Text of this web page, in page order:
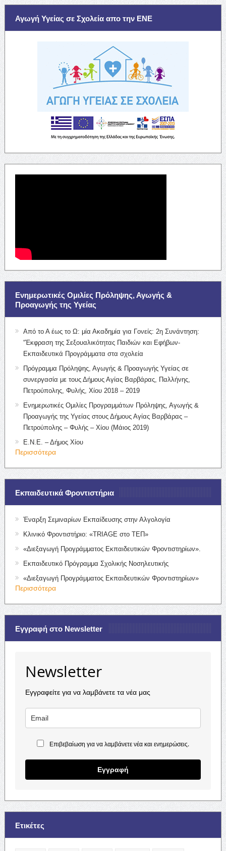
Αγωγή Υγείας σε Σχολεία απο την ΕΝΕ
Ενημερωτικές Ομιλίες Πρόληψης, Αγωγής &
Προαγωγής της Υγείας
Από το Α έως το Ω: μία Ακαδημία για Γονείς: 2η Συνάντηση:
“Έκφραση της Σεξουαλικότητας Παιδιών και Εφήβων-
Εκπαιδευτικά Προγράμματα στα σχολεία
Πρόγραμμα Πρόληψης, Αγωγής & Προαγωγής Υγείας σε
συνεργασία με τους Δήμους Αγίας Βαρβάρας, Παλλήνης,
Πετρούπολης, Φυλής, Χίου 2018 – 2019
Ενημερωτικές Ομιλίες Προγραμμάτων Πρόληψης, Αγωγής &
Προαγωγής της Υγείας στους Δήμους Αγίας Βαρβάρας –
Πετρούπολης – Φυλής – Χίου (Μάιος 2019)
Ε.Ν.Ε. – Δήμος Χίου
Περισσότερα
Εκπαιδευτικά Φροντιστήρια
Έναρξη Σεμιναρίων Εκπαίδευσης στην Αλγολογία
Κλινικό Φροντιστήριο: «TRIAGE στο ΤΕΠ»
«Διεξαγωγή Προγράμματος Εκπαιδευτικών Φροντιστηρίων».
Εκπαιδευτικό Πρόγραμμα Σχολικής Νοσηλευτικής
«Διεξαγωγή Προγράμματος Εκπαιδευτικών Φροντιστηρίων»
Περισσότερα
Εγγραφή στο Newsletter
Newsletter
Εγγραφείτε για να λαμβάνετε τα νέα μας
Επιβεβαίωση για να λαμβάνετε νέα και ενημερώσεις.
Εγγραφή
Ετικέτες